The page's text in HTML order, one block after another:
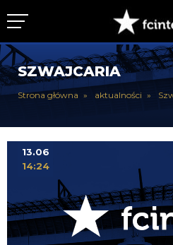
KLUB
DRUŻYNA
PUCHARY
DLA TIFOSICH
SERWIS
SZWAJCARIA
Strona główna aktualności
13.06
14:24